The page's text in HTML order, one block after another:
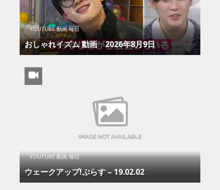
YOUTUBE 動画 毎日
おしゃれイズム 動画 2026年8月9日
YOUTUBE 動画 毎日
ウェークアップ!ぷらす – 19.02.02